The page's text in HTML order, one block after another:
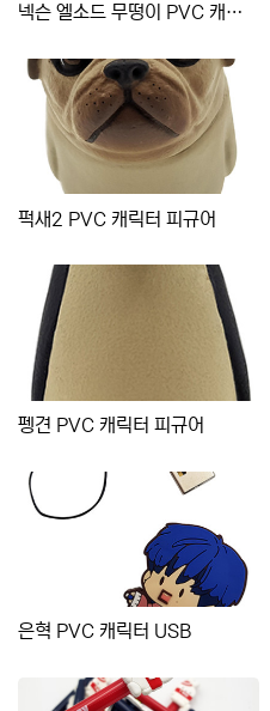
넥슨 엘소드 무떵이 PVC 캐릭터 USB
퍽새2 PVC 캐릭터 피규어
펭견 PVC 캐릭터 피규어
은혁 PVC 캐릭터 USB